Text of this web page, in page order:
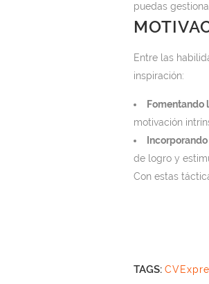
puedas
Entre las
inspiración:
Fomentando
motivación
de logro y
Con estas
TAGS: